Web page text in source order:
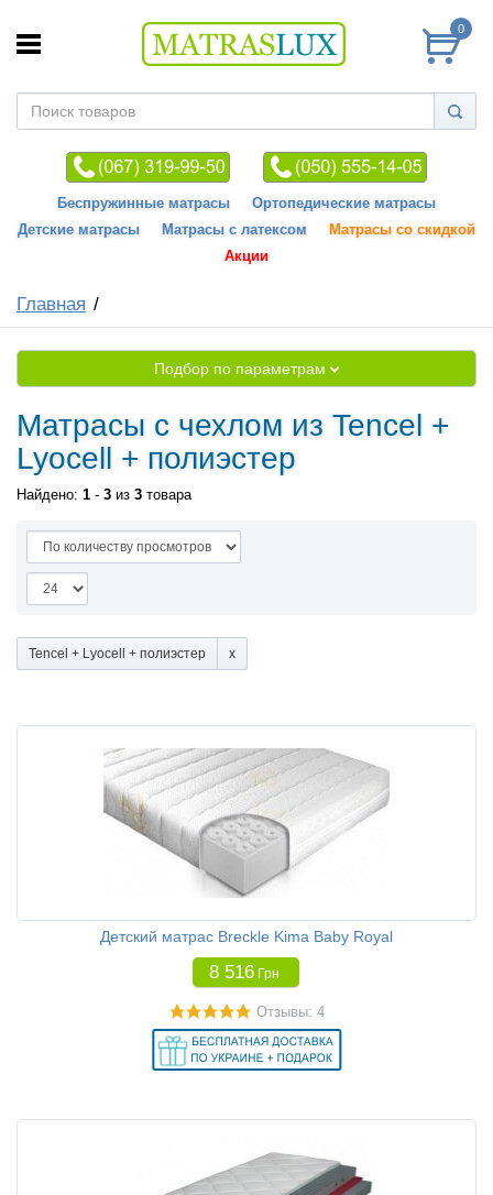
0
Беспружинные матрасы
Ортопедические матрасы
Детские матрасы
Матрасы с латексом
Матрасы со скидкой
Акции
Главная
Подбор по параметрам
Матрасы с чехлом из Tencel +
Lyocell + полиэстер
Найдено: 1 - 3 из 3 товара
Tencel + Lyocell + полиэстер
Детский матрас Breckle Kima Baby Royal
8 516 Грн
Отзывы: 4